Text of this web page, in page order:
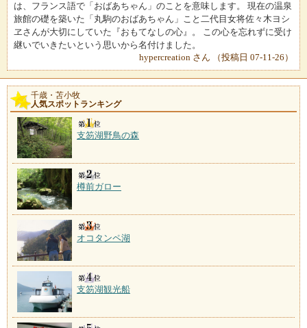
は、フランス語で「おばあちゃん」のことを意味します。 現在の温泉
旅館の礎を築いた「丸駒のおばあちゃん」こと二代目女将佐々木ヨシ
ヱさんが大切にしていた『おもてなしの心』。 この心を忘れずに受け
継いでいきたいという思いから名付けました。
hypercreation さん （投稿日 07-11-26）
千歳・苫小牧
人気スポットランキング
支笏湖野鳥の森
樽前ガロー
オコタンペ湖
支笏湖観光船